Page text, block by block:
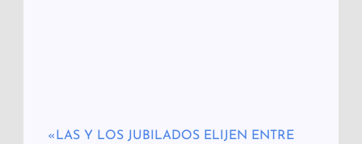
«LAS Y LOS JUBILADOS ELIJEN ENTRE